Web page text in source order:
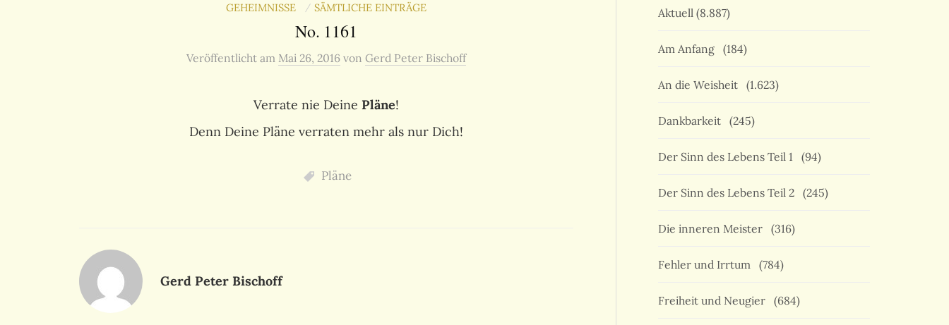
GEHEIMNISSE / SÄMTLICHE EINTRÄGE
No. 1161
Veröffentlicht am Mai 26, 2016 von Gerd Peter Bischoff
Verrate nie Deine Pläne!
Denn Deine Pläne verraten mehr als nur Dich!
Pläne
Gerd Peter Bischoff
Aktuell (8.887)
Am Anfang (184)
An die Weisheit (1.623)
Dankbarkeit (245)
Der Sinn des Lebens Teil 1 (94)
Der Sinn des Lebens Teil 2 (245)
Die inneren Meister (316)
Fehler und Irrtum (784)
Freiheit und Neugier (684)